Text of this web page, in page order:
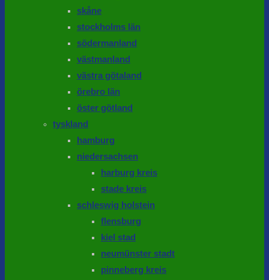
skåne
stockholms län
södermanland
västmanland
västra götaland
örebro län
öster götland
tyskland
hamburg
niedersachsen
harburg kreis
stade kreis
schleswig holstein
flensburg
kiel stad
neumünster stadt
pinneberg kreis